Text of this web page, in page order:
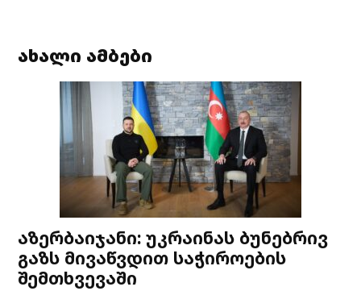
ახალი ამბები
აზერბაიჯანი: უკრაინას ბუნებრივ
გაზს მივაწვდით საჭიროების
შემთხვევაში